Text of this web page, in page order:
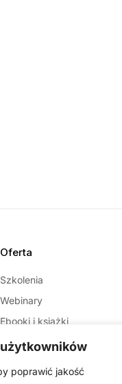
poprawić jakość
Oferta
Szkolenia
Webinary
Ebooki i książki
Targi i konferencje